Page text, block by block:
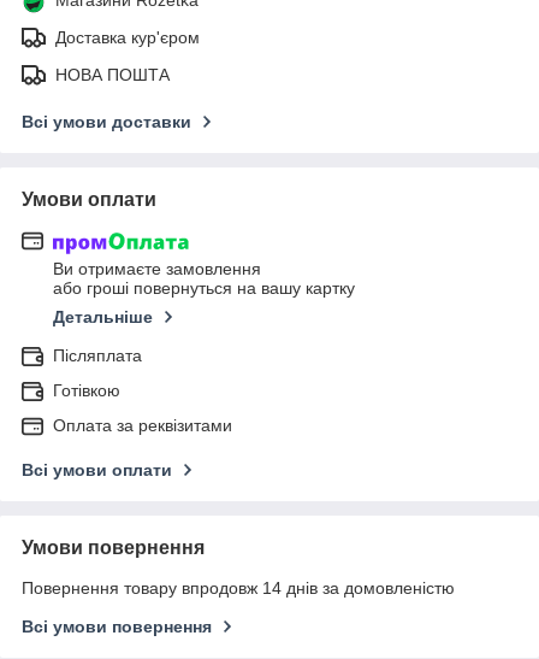
Доставка кур'єром
НОВА ПОШТА
Всі умови доставки
Умови оплати
Ви отримаєте замовлення
або гроші повернуться на вашу картку
Детальніше
Післяплата
Готівкою
Оплата за реквізитами
Всі умови оплати
Умови повернення
Повернення товару впродовж 14 днів за домовленістю
Всі умови повернення